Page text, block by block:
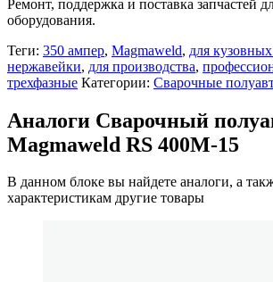
Ремонт, поддержка и поставка запчастей
оборудования.
Теги: 350 ампер, Magmaweld, для
нержавейки, для производства,
трехфазные Категории: Сварочные
Аналоги Сварочный
Magmaweld RS 400M-15
В данном блоке вы найдете аналоги, а
характеристикам другие товары